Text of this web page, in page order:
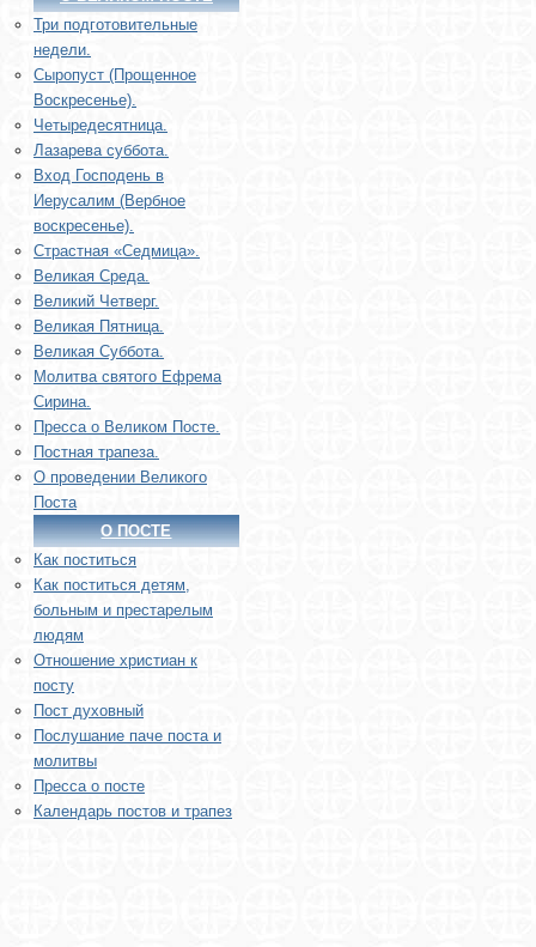
Три подготовительные
недели.
Сыропуст (Прощенное
Воскресенье).
Четыредесятница.
Лазарева суббота.
Вход Господень в
Иерусалим (Вербное
воскресенье).
Страстная «Седмица».
Великая Среда.
Великий Четверг.
Великая Пятница.
Великая Суббота.
Молитва святого Ефрема
Сирина.
Пресса о Великом Посте.
Постная трапеза.
О проведении Великого
Поста
О ПОСТЕ
Как поститься
Как поститься детям,
больным и престарелым
людям
Отношение христиан к
посту
Пост духовный
Послушание паче поста и
молитвы
Пресса о посте
Календарь постов и трапез